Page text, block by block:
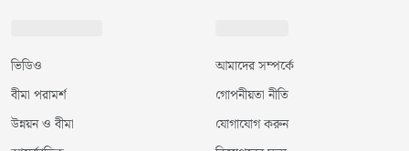
ভিডিও
বীমা পরামর্শ
উন্নয়ন ও বীমা
আমাদের সম্পর্কে
গোপনীয়তা নীতি
যোগাযোগ করুন